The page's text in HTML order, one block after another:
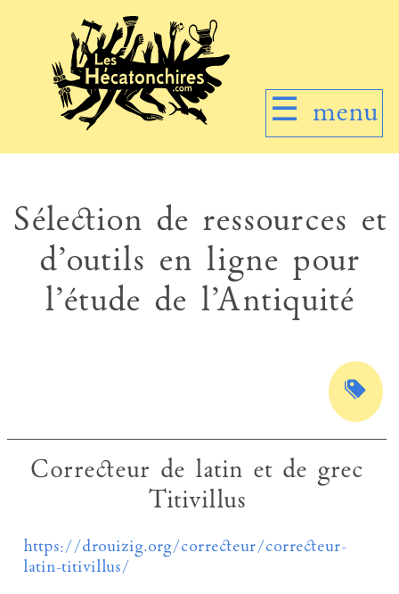
☰ menu
Sélection de ressources et
d’outils en ligne pour
l’étude de l’Antiquité
Correcteur de latin et de grec
Titivillus
https://drouizig.org/correcteur/correcteur-
latin-titivillus/